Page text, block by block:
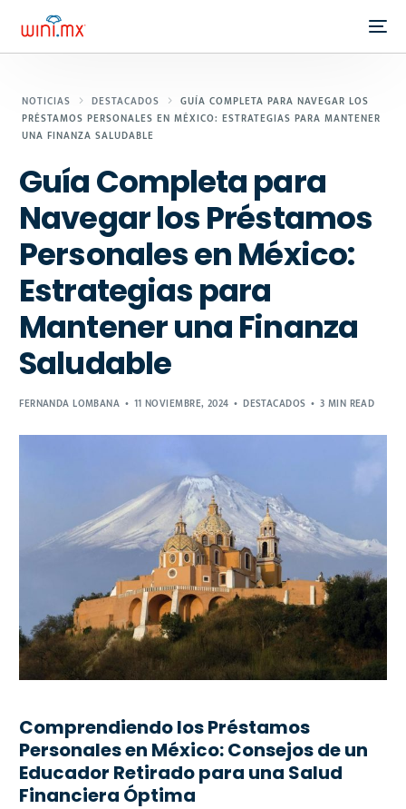
NOTICIAS DESTACADOS
GUÍA COMPLETA PARA NAVEGAR LOS
PRÉSTAMOS PERSONALES EN MÉXICO: ESTRATEGIAS PARA MANTENER
UNA FINANZA SALUDABLE
Guía Completa para
Navegar los Préstamos
Personales en México:
Estrategias para
Mantener una Finanza
Saludable
FERNANDA LOMBANA 11 NOVIEMBRE, 2024 DESTACADOS 3 MIN READ
Comprendiendo los Préstamos
Personales en México: Consejos de un
Educador Retirado para una Salud
Financiera Óptima